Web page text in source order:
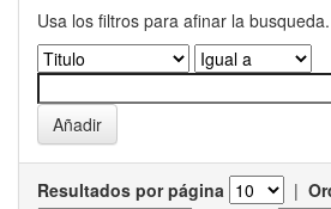
Usa los filtros para afinar la busqueda.
Resultados por página |